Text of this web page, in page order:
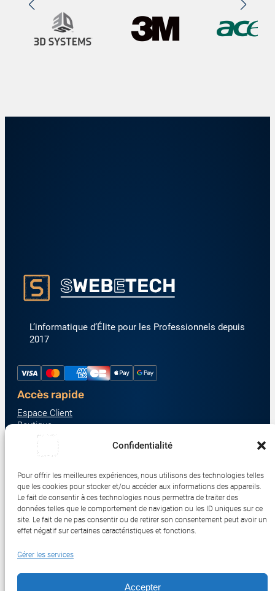
Confidentialité
Pour offrir les meilleures expériences, nous utilisons des technologies telles
que les cookies pour stocker et/ou accéder aux informations des appareils.
Le fait de consentir à ces technologies nous permettra de traiter des
données telles que le comportement de navigation ou les ID uniques sur ce
site. Le fait de ne pas consentir ou de retirer son consentement peut avoir un
effet négatif sur certaines caractéristiques et fonctions.
Gérer les services
Accepter
L’informatique d’Élite pour les Professionnels depuis
2017
Accès rapide
Espace Client
Boutique
À propos
Nous contacter
Écrans & Moniteurs
Serveurs & Stockage
Impression & Consommables
Ordinateurs & Tablettes
Réseau & IoT